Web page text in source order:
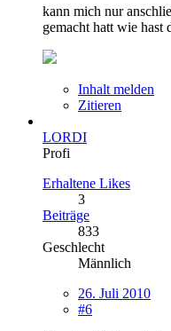
kann mich nur
gemacht hatt wie hast
Inhalt melden
Zitieren
LORDI
Profi
Erhaltene Likes
3
Beiträge
833
Geschlecht
Männlich
26. Juli 2010
#6